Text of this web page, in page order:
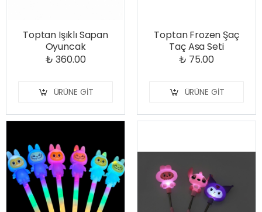
Toptan Işıklı Sapan
Oyuncak
₺ 360.00
ÜRÜNE GIT
Toptan Frozen Şaç
Taç Asa Seti
₺ 75.00
ÜRÜNE GIT